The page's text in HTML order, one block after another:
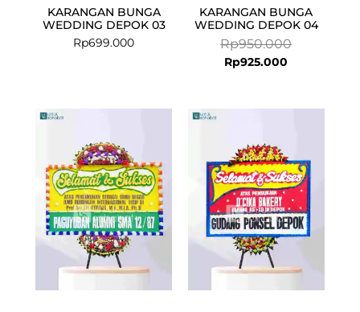
KARANGAN BUNGA
WEDDING DEPOK 03
Rp699.000
KARANGAN BUNGA
WEDDING DEPOK 04
Rp950.000
Rp925.000
Rp699.000.
Rp674.500.